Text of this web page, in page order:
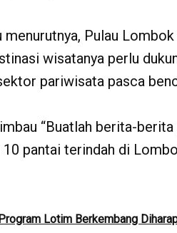
menurutnya, Pulau
wisatanya perlu
pariwisata pasca
“Buatlah berita-
10 pantai terindah di
Program Lotim Berkembang